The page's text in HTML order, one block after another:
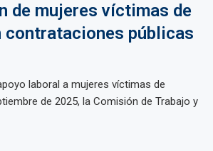
de mujeres víctimas de
contrataciones públicas
laboral a mujeres víctimas de
de 2025, la Comisión de Trabajo y